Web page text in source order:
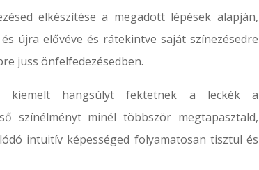
elkészítése a megadott lépések alapján,
újra elővéve és rátekintve saját színezésedre
juss önfelfedezésedben.
kiemelt hangsúlyt fektetnek a leckék a
színélményt minél többször megtapasztald,
intuitív képességed folyamatosan tisztul és